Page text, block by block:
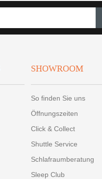
SHOWROOM
So finden Sie uns
Öffnungszeiten
Click & Collect
Shuttle Service
Schlafraumberatung
Sleep Club